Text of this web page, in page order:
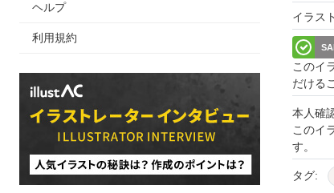
ヘルプ
利用規約
イラス
このイ
だける
本人確
このイ
す。
タグ: